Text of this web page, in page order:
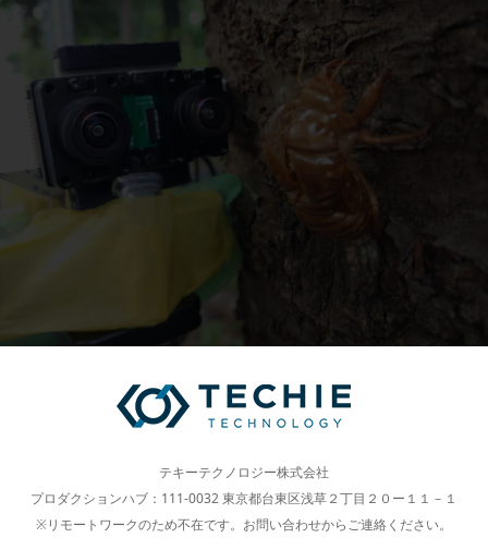
テキーテクノロジー株式会社
プロダクションハブ：111-0032 東京都台東区浅草２丁目２０ー１１－１
※リモートワークのため不在です。お問い合わせからご連絡ください。